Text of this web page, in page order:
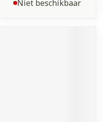
Niet beschikbaar